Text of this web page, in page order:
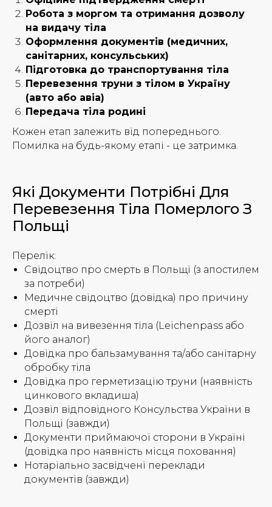
Робота з моргом та отримання дозволу
на видачу тіла
Оформлення документів (медичних,
санітарних, консульських)
Підготовка до транспортування тіла
Перевезення труни з тілом в Україну
(авто або авіа)
Передача тіла родині
Кожен етап залежить від попереднього.
Помилка на будь-якому етапі - це затримка.
Які Документи Потрібні Для
Перевезення Тіла Померлого З
Польщі
Перелік:
Свідоцтво про смерть в Польщі (з апостилем
за потреби)
Медичне свідоцтво (довідка) про причину
смерті
Дозвіл на вивезення тіла (Leichenpass або
його аналог)
Довідка про бальзамування та/або санітарну
обробку тіла
Довідка про герметизацію труни (наявність
цинкового вкладиша)
Дозвіл відповідного Консульства України в
Польщі (завжди)
Документи приймаючої сторони в Україні
(довідка про наявність місця поховання)
Нотаріально засвідчені переклади
документів (завжди)